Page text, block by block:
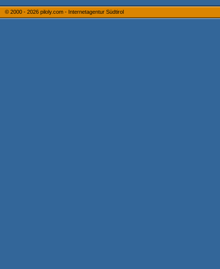
© 2000 - 2026 piloly.com - Internetagentur Südtirol